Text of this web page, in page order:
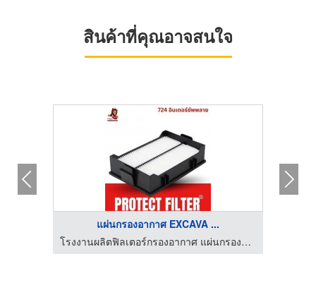
สินค้าที่คุณอาจสนใจ
แผ่นกรองอากาศ EXCAVA ...
โรงงานผลิตฟิลเตอร์กรองอากาศ แผ่นกรองฝุ่น PM2.5